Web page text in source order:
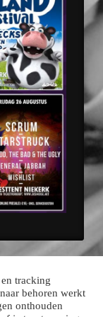
tracking
behoren werkt
onthouden